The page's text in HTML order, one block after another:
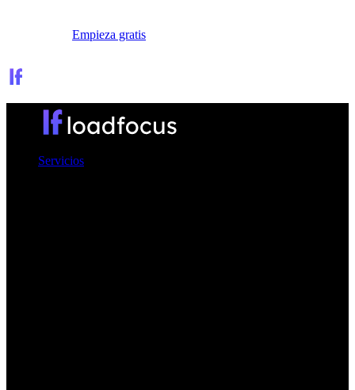
Empieza gratis
Servicios